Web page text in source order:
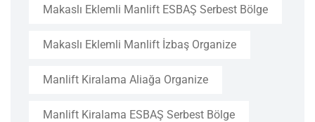
Makaslı Eklemli Manlift ESBAŞ Serbest Bölge
Makaslı Eklemli Manlift İzbaş Organize
Manlift Kiralama Aliağa Organize
Manlift Kiralama ESBAŞ Serbest Bölge